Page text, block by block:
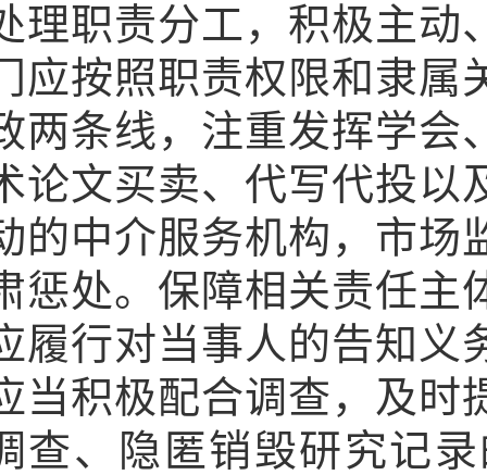
理职责分工，积极主动
应按照职责权限和隶属
两条线，注重发挥学会
论文买卖、代写代投以
的中介服务机构，市场
惩处。保障相关责任主
履行对当事人的告知义
当积极配合调查，及时
查、隐匿销毁研究记